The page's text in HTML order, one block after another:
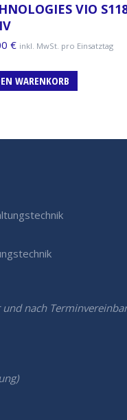
VIO
€ inkl. MwSt. pro Einsatztag
WARENKORB
nach